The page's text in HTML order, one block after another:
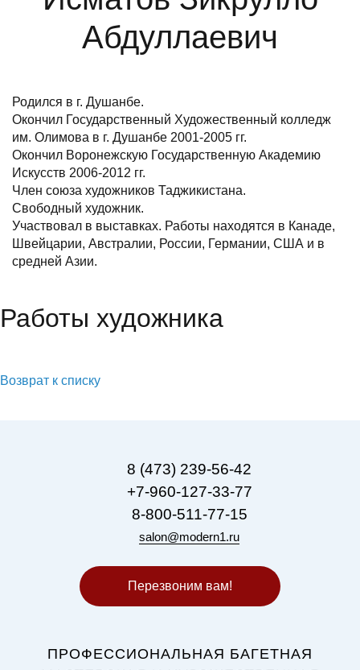
Абдуллаевич
Родился в г. Душанбе.
Окончил Государственный Художественный колледж
им. Олимова в г. Душанбе 2001-2005 гг.
Окончил Воронежскую Государственную Академию
Искусств 2006-2012 гг.
Член союза художников Таджикистана.
Свободный художник.
Участвовал в выставках. Работы находятся в Канаде,
Швейцарии, Австралии, России, Германии, США и в
средней Азии.
Работы художника
Возврат к списку
8 (473) 239-56-42
+7-960-127-33-77
8-800-511-77-15
salon@modern1.ru
Перезвоним вам!
ПРОФЕССИОНАЛЬНАЯ БАГЕТНАЯ